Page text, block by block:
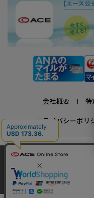
会社概要 特
プライバシーポリ
かばんの総合
スーツケースビジネスバッグ
充実のアフターサービス
当サイトでは、サイトの
キー(Cookie)を使用して
て詳細はこちら